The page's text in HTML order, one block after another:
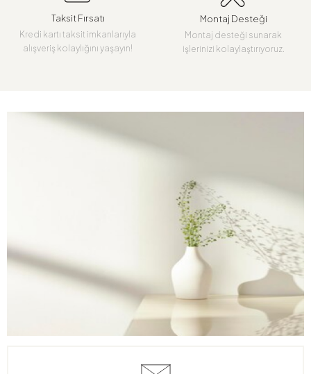
Taksit Fırsatı
Kredi kartı taksit imkanlarıyla
alışveriş kolaylığını yaşayın!
Montaj Desteği
Montaj desteği sunarak
işlerinizi kolaylaştırıyoruz.